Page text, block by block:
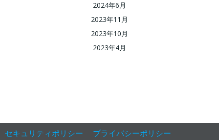
2024年6月
2023年11月
2023年10月
2023年4月
セキュリティポリシー プライバシーポリシー